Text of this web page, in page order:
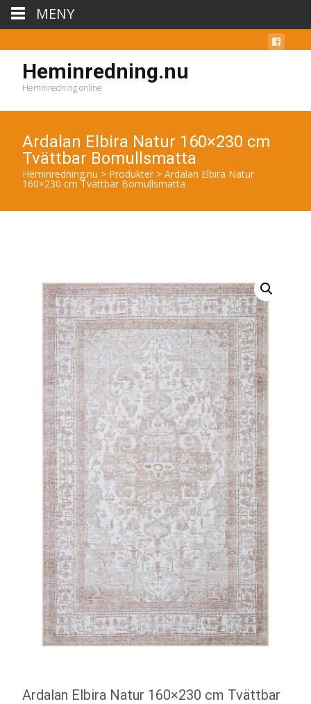
Heminredning.nu
Heminredning online
Ardalan Elbira Natur 160×230 cm
Tvättbar Bomullsmatta
Heminredning.nu > Produkter > Ardalan Elbira Natur
160×230 cm Tvättbar Bomullsmatta
Ardalan Elbira Natur 160×230 cm Tvättbar
MENY